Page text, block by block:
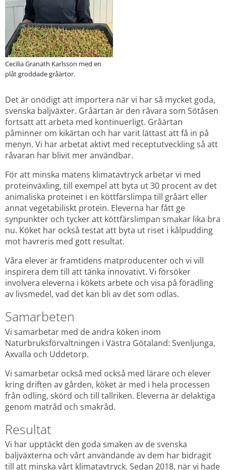
Cecilia Granath Karlsson med en
plåt groddade gråärtor.
Det är onödigt att importera när vi har så mycket goda,
svenska baljväxter. Gråärtan är den råvara som Sötåsen
fortsatt att arbeta med kontinuerligt. Gråärtan
påminner om kikärtan och har varit lättast att få in på
menyn. Vi har arbetat aktivt med receptutveckling så att
råvaran har blivit mer användbar.
För att minska matens klimatavtryck arbetar vi med
proteinväxling, till exempel att byta ut 30 procent av det
animaliska proteinet i en köttfärslimpa till gråärt eller
annat vegetabiliskt protein. Eleverna har fått ge
synpunkter och tycker att köttfärslimpan smakar lika bra
nu. Köket har också testat att byta ut riset i kålpudding
mot havreris med gott resultat.
Våra elever är framtidens matproducenter och vi vill
inspirera dem till att tänka innovativt. Vi försöker
involvera eleverna i kökets arbete och visa på förädling
av livsmedel, vad det kan bli av det som odlas.
Samarbeten
Vi samarbetar med de andra köken inom
Naturbruksförvaltningen i Västra Götaland: Svenljunga,
Axvalla och Uddetorp.
Vi samarbetar också med också med lärare och elever
kring driften av gården, köket är med i hela processen
från odling, skörd och till tallriken. Eleverna är delaktiga
genom matråd och smakråd.
Resultat
Vi har upptäckt den goda smaken av de svenska
baljväxterna och vårt användande av dem har bidragit
till att minska vårt klimatavtryck. Sedan 2018, när vi hade